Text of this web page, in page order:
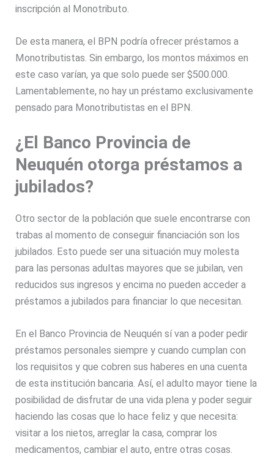
inscripción al Monotributo.
De esta manera, el BPN podría ofrecer préstamos a
Monotributistas. Sin embargo, los montos máximos en
este caso varían, ya que solo puede ser $500.000.
Lamentablemente, no hay un préstamo exclusivamente
pensado para Monotributistas en el BPN.
¿El Banco Provincia de
Neuquén otorga préstamos a
jubilados?
Otro sector de la población que suele encontrarse con
trabas al momento de conseguir financiación son los
jubilados. Esto puede ser una situación muy molesta
para las personas adultas mayores que se jubilan, ven
reducidos sus ingresos y encima no pueden acceder a
préstamos a jubilados para financiar lo que necesitan.
En el Banco Provincia de Neuquén sí van a poder pedir
préstamos personales siempre y cuando cumplan con
los requisitos y que cobren sus haberes en una cuenta
de esta institución bancaria. Así, el adulto mayor tiene la
posibilidad de disfrutar de una vida plena y poder seguir
haciendo las cosas que lo hace feliz y que necesita:
visitar a los nietos, arreglar la casa, comprar los
medicamentos, cambiar el auto, entre otras cosas.